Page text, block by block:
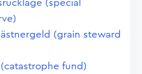
(special
(grain steward
fund)